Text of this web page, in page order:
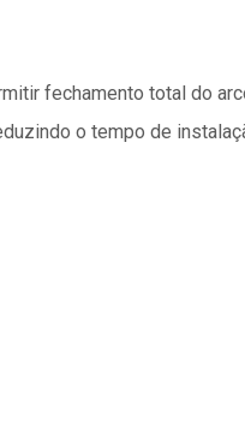
fechamento total do
o tempo de